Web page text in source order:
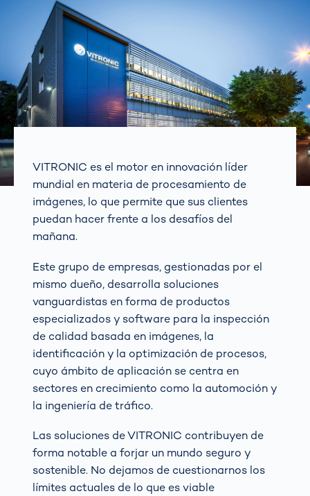
VITRONIC es el motor en innovación líder
mundial en materia de procesamiento de
imágenes, lo que permite que sus clientes
puedan hacer frente a los desafíos del
mañana.
Este grupo de empresas, gestionadas por el
mismo dueño, desarrolla soluciones
vanguardistas en forma de productos
especializados y software para la inspección
de calidad basada en imágenes, la
identificación y la optimización de procesos,
cuyo ámbito de aplicación se centra en
sectores en crecimiento como la automoción y
la ingeniería de tráfico.
Las soluciones de VITRONIC contribuyen de
forma notable a forjar un mundo seguro y
sostenible. No dejamos de cuestionarnos los
límites actuales de lo que es viable